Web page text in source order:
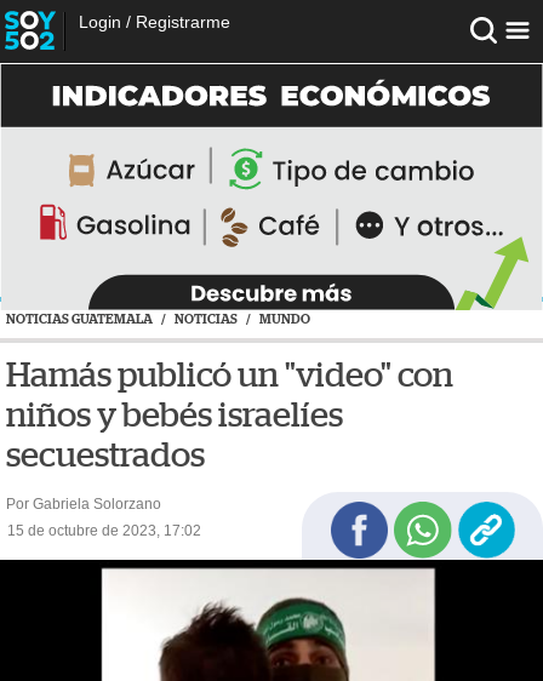
Login / Registrarme
NOTICIAS GUATEMALA / NOTICIAS / MUNDO
Hamás publicó un "video" con
niños y bebés israelíes
secuestrados
Por Gabriela Solorzano
15 de octubre de 2023, 17:02